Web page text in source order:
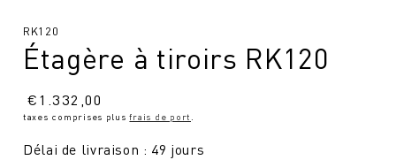
modal
SKU
RK120
Étagère à tiroirs RK120
Prix
normal
€1.332,00
taxes comprises plusfrais de port
Délai de livraison : 49 jours